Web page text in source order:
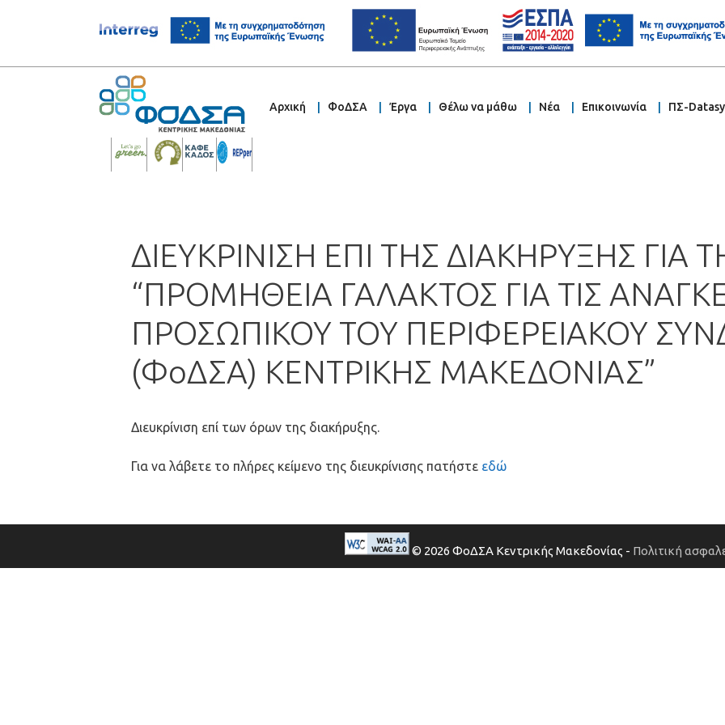
Αρχική ΦοΔΣΑ Έργα Θέλω να μάθω Νέα Επικοινωνία ΠΣ-
ΔΙΕΥΚΡΙΝΙΣΗ ΕΠΙ ΤΗΣ ΔΙΑΚΗΡΥΞΗΣ ΓΙΑ
“ΠΡΟΜΗΘΕΙΑ ΓΑΛΑΚΤΟΣ ΓΙΑ ΤΙΣ
ΠΡΟΣΩΠΙΚΟΥ ΤΟΥ ΠΕΡΙΦΕΡΕΙΑΚΟΥ
(ΦοΔΣΑ) ΚΕΝΤΡΙΚΗΣ ΜΑΚΕΔΟΝΙΑΣ”
Διευκρίνιση επί των όρων της διακήρυξης.
Για να λάβετε το πλήρες κείμενο της διευκρίνισης πατήστε εδώ
© 2026 ΦοΔΣΑ Κεντρικής Μακεδονίας - Πολιτική